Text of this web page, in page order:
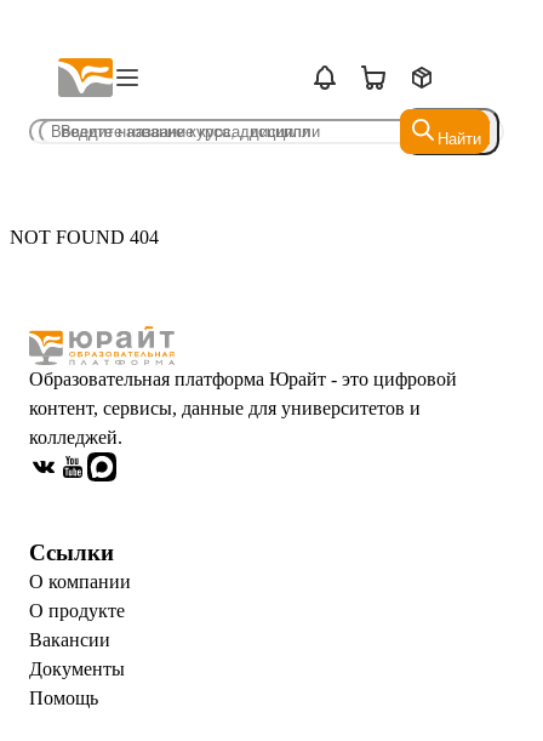
Найти
Найти
NOT FOUND 404
Образовательная платформа Юрайт - это цифровой
контент, сервисы, данные для университетов и
колледжей.
Ссылки
О компании
О продукте
Вакансии
Документы
Помощь